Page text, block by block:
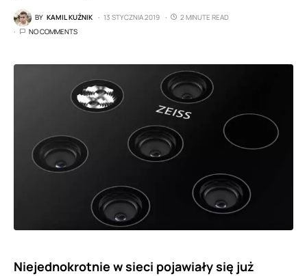
BY KAMIL KUŹNIK 13 STYCZNIA 2019
2 MINUTE READ
NO COMMENTS
Niejednokrotnie w sieci pojawiały się już